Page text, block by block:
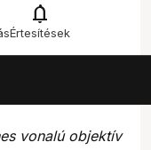
notifications
Értesítések
vonalú objektív